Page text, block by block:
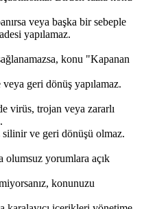
veya başka bir sebeple
yapılamaz.
konu "Kapanan
geri dönüş yapılamaz.
virüs, trojan veya zararlı
silinir ve geri dönüşü olmaz.
olumsuz yorumlara açık
konunuzu